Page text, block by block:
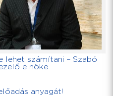
lehet számítani – Szabó
elnöke
anyagát!